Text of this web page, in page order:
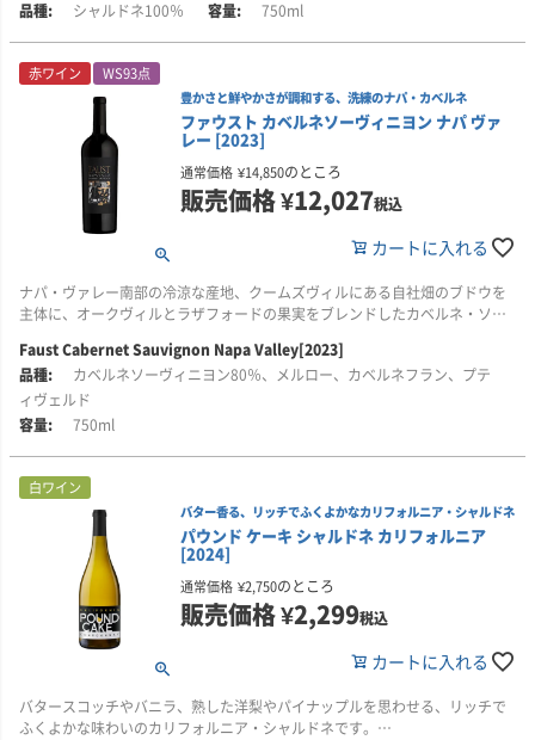
豊潤さと活力に満ちた味わいが見事に調和したワイン。
グラスからは、マイヤーレモンや完熟した白桃のアロマに加え、丸みがあり
甘みと香ばしさの強いマルコナアーモンドを砕いたようなニュアンス、そし
てほのかに火打石を思わせるミネラル感が立ち上がります。
口に含むと、明るい柑橘の風味が広がり、レモンカードや熟したストーンフ
ルーツ、そしてやさしい甘みを帯びたオーク樽のニュアンスが感じられま
す。鮮やかな酸が、なめらかな質感を心地よく引き締め、長く美しい余韻へ
と続いていきます。
を使用しています。
40％：標高の高さに由来する、しっかりとした骨格と凝縮感、張りのある味
わい
・アンティカ・エステート / Antica Estate(アトラス・ピーク)
・カーペンター / Carpenter(クームスヴィル)
15％：ストーンフルーツの豊かな風味
・ハイド / Hyde(カーネロス)
10％：フレッシュさと洗練された味わい
・トヨン / Toyon(カーネロス)
5％：上品でみずみずしい個性
■醸造について
シャルドネ100％ 750ml
赤ワイン WS93点
豊かさと鮮やかさが調和する、洗練のナパ・カベルネ
ファウスト カベルネソーヴィニヨン ナパ ヴァ
レー [2023]
通常価格 ¥14,850のところ
販売価格¥12,027税込
カートに入れる
ナパ・ヴァレー南部の冷涼な産地、クームズヴィルにある自社畑のブドウを
主体に、オークヴィルとラザフォードの果実をブレンドしたカベルネ・ソー
ルクサルド・チェリーやブルーベリーのコンポートを思わせる凝縮感のある
果実味に、樽由来のスパイス、月桂樹、ダークココアなどの複雑な風味が重
なります。豊かさがありながらも鮮やかな酸が全体を引き締め、きめ細かな
■このワインはこんな方におすすめ
・黒系果実の豊かさと、鮮やかな酸をあわせ持つナパ・カベルネがお好きな
・果実味だけでなく、スパイスやカカオ、森林を思わせる複雑な風味を楽し
・きめ細かなタンニンと、しっかりとした骨格、長い余韻を重視する方
Faust Cabernet Sauvignon Napa Valley[2023]
カベルネソーヴィニヨン80％、メルロー、カベルネフラン、プテ
ィヴェルド
750ml
白ワイン
バター香る、リッチでふくよかなカリフォルニア・シャルドネ
パウンド ケーキ シャルドネ カリフォルニア
[2024]
通常価格 ¥2,750のところ
販売価格¥2,299税込
カートに入れる
バタースコッチやバニラ、熟した洋梨やパイナップルを思わせる、リッチで
ふくよかな味わいのカリフォルニア・シャルドネです。